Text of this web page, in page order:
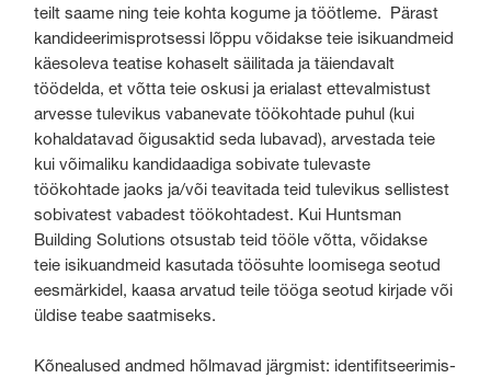
teilt saame ning teie kohta kogume ja töötleme. Pärast
kandideerimisprotsessi lõppu võidakse teie isikuandmeid
käesoleva teatise kohaselt säilitada ja täiendavalt
töödelda, et võtta teie oskusi ja erialast ettevalmistust
arvesse tulevikus vabanevate töökohtade puhul (kui
kohaldatavad õigusaktid seda lubavad), arvestada teie
kui võimaliku kandidaadiga sobivate tulevaste
töökohtade jaoks ja/või teavitada teid tulevikus sellistest
sobivatest vabadest töökohtadest. Kui Huntsman
Building Solutions otsustab teid tööle võtta, võidakse
teie isikuandmeid kasutada töösuhte loomisega seotud
eesmärkidel, kaasa arvatud teile tööga seotud kirjade või
üldise teabe saatmiseks.
Kõnealused andmed hõlmavad järgmist: identifitseerimis-